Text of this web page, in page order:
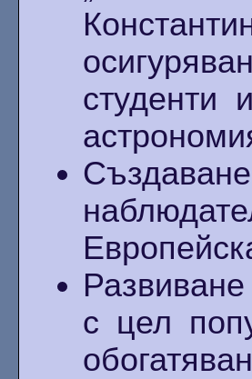
студенти
с цел